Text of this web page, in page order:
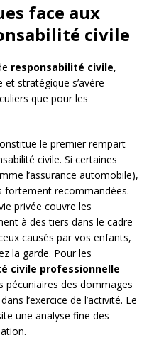
face aux
civile
responsabilité civile,
stratégique s’avère
que pour les
le premier rempart
civile. Si certaines
l’assurance automobile),
fortement recommandées.
privée couvre les
à des tiers dans le cadre
causés par vos enfants,
la garde. Pour les
civile professionnelle
pécuniaires des dommages
l’exercice de l’activité. Le
une analyse fine des